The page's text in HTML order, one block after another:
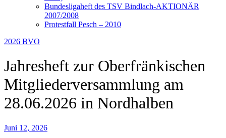
Bundesligaheft des TSV Bindlach-AKTIONÄR
2007/2008
Protestfall Pesch – 2010
2026 BVO
Jahresheft zur Oberfränkischen
Mitgliederversammlung am
28.06.2026 in Nordhalben
Juni 12, 2026